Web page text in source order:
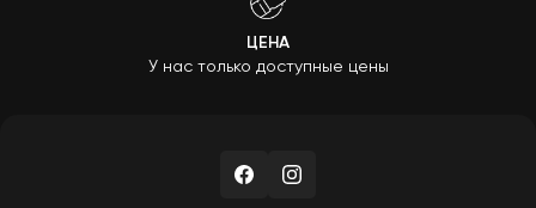
ЦЕНА
У нас только доступные цены